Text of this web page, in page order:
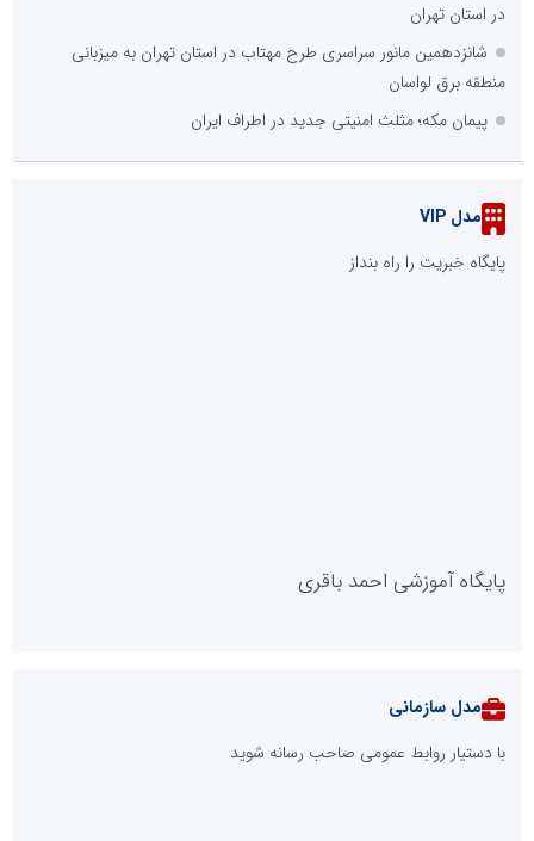
در استان تهران
شانزدهمین مانور سراسری طرح مهتاب در استان تهران به میزبانی
منطقه برق لواسان
پیمان مکه؛ مثلث امنیتی جدید در اطراف ایران
مدل VIP
پایگاه خبریت را راه بنداز
پایگاه آموزشی احمد باقری
مدل سازمانی
با دستیار روابط عمومی صاحب رسانه شوید